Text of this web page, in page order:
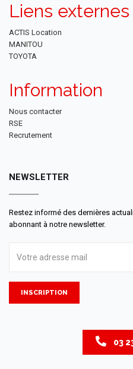
Liens externes
ACTIS Location
MANITOU
TOYOTA
Information
Nous contacter
RSE
Recrutement
NEWSLETTER
Restez informé des dernières
abonnant à notre newsletter.
INSCRIPTION
03